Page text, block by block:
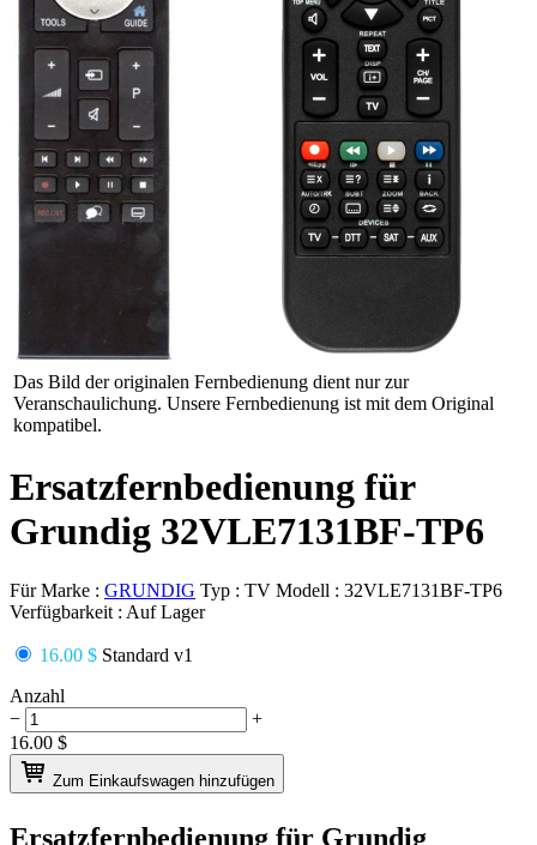
Das Bild der originalen Fernbedienung dient nur zur
Veranschaulichung. Unsere Fernbedienung ist mit dem Original
kompatibel.
Ersatzfernbedienung für
Grundig 32VLE7131BF-TP6
Für Marke : GRUNDIG Typ : TV Modell : 32VLE7131BF-TP6
Verfügbarkeit : Auf Lager
16.00 $ Standard v1
Anzahl
−
+
16.00 $
Zum Einkaufswagen hinzufügen
Ersatzfernbedienung für Grundig